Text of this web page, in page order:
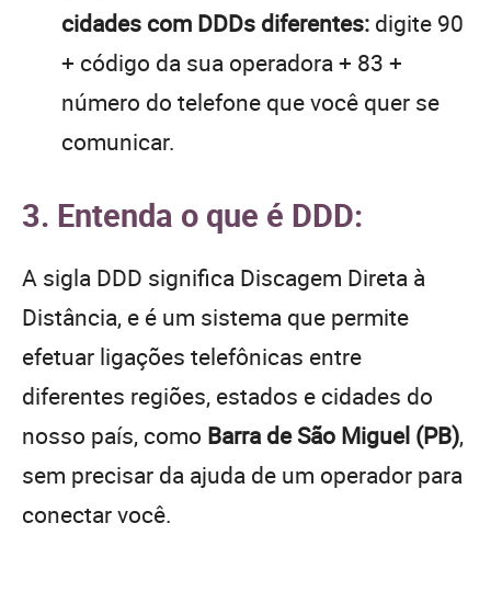
cidades com DDDs diferentes: digite 90
+ código da sua operadora + 83 +
número do telefone que você quer se
comunicar.
3. Entenda o que é DDD:
A sigla DDD significa Discagem Direta à
Distância, e é um sistema que permite
efetuar ligações telefônicas entre
diferentes regiões, estados e cidades do
nosso país, como Barra de São Miguel (PB),
sem precisar da ajuda de um operador para
conectar você.